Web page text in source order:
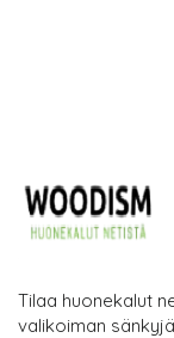
Tilaa huonekalut
valikoiman